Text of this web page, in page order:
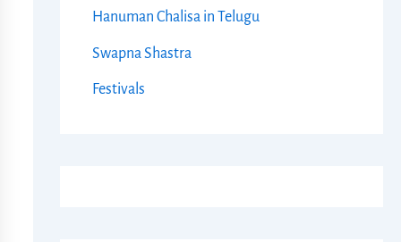
Hanuman Chalisa in Telugu
Swapna Shastra
Festivals